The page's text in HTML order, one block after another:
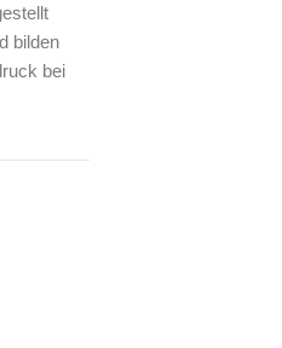
bilden
bei